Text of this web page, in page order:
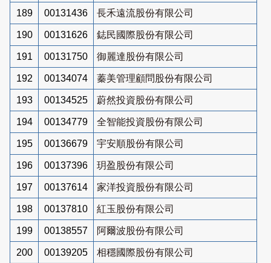
189 00131436 長禾遠流股份有限公司
190 00131626 鋕民國際股份有限公司
191 00131750 御麗達股份有限公司
192 00134074 蓁美管理顧問股份有限公司
193 00134525 蔚然投資股份有限公司
194 00134779 全智能投資股份有限公司
195 00136679 宇安順股份有限公司
196 00137396 玥盈股份有限公司
197 00137614 家洋投資股份有限公司
198 00137810 紅玉股份有限公司
199 00138557 阿爾波股份有限公司
200 00139205
相穩國際股份有限公司